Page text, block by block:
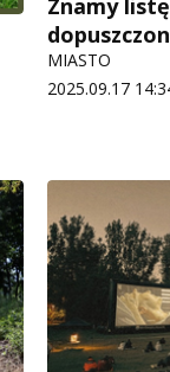
MIASTO
2025.09.17